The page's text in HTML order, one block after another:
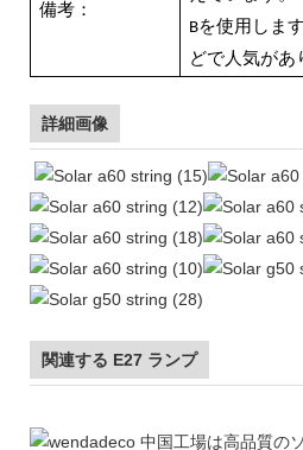
備考：
Bを使用しま
どで人気があ
詳細画像
関連する E27 ランプ